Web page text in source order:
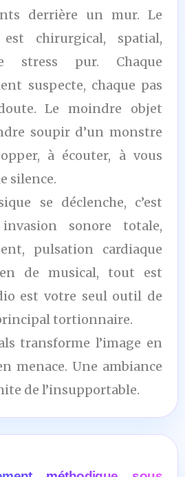
derrière un mur. Le
chirurgical, spatial,
stress pur. Chaque
suspecte, chaque pas
Le moindre objet
soupir d’un monstre
à écouter, à vous
silence.
se déclenche, c’est
sonore totale,
pulsation cardiaque
de musical, tout est
est votre seul outil de
tortionnaire.
transforme l’image en
menace. Une ambiance
de l’insupportable.